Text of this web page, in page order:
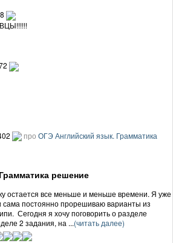
про ОГЭ Английский язык. Грамматика
решение
остается все меньше и меньше времени. Я уже
сама постоянно прорешиваю варианты из
Сегодня я хочу поговорить о разделе
2 задания, на ...(читать далее)